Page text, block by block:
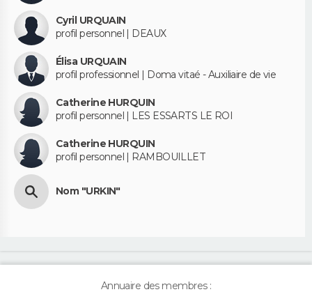
Cyril URQUAIN
profil personnel | DEAUX
Élisa URQUAIN
profil professionnel | Doma vitaé - Auxiliaire de vie
Catherine HURQUIN
profil personnel | LES ESSARTS LE ROI
Catherine HURQUIN
profil personnel | RAMBOUILLET
Nom "URKIN"
Annuaire des membres :